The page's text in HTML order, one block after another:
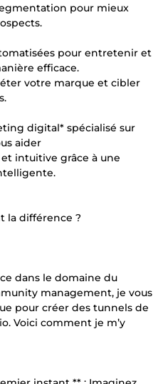
pour mieux
pour entretenir et
efficace.
votre marque et cibler
digital* spécialisé sur
aider
intuitive grâce à une
la différence ?
dans le domaine du
management, je vous
pour créer des tunnels de
Voici comment je m’y